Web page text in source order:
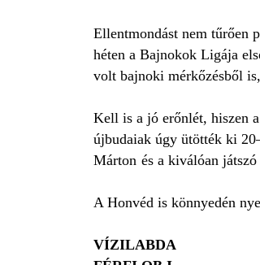
Ellentmondást nem tűrően
héten a Bajnokok Ligája
volt bajnoki mérkőzésből
Kell is a jó erőnlét, hiszen
újbudaiak úgy ütötték ki
Márton és a kiválóan
A Honvéd is könnyedén
VÍZILABDA